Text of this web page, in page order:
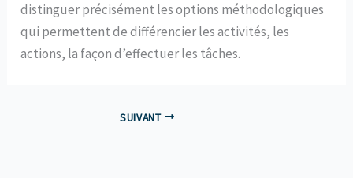
distinguer précisément les options méthodologiques
qui permettent de différencier les activités, les
actions, la façon d’effectuer les tâches.
SUIVANT